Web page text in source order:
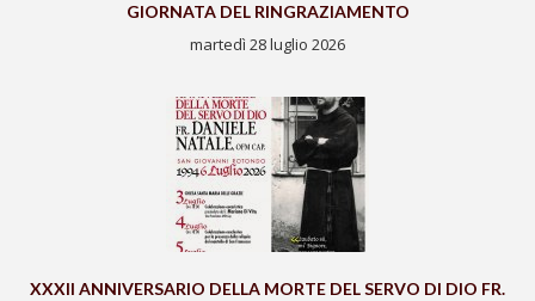
GIORNATA DEL RINGRAZIAMENTO
martedì 28 luglio 2026
XXXII ANNIVERSARIO DELLA MORTE DEL SERVO DI DIO FR.